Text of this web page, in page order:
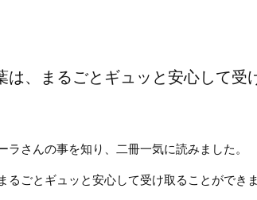
は、まるごとギュッと安心して受
ラさんの事を知り、二冊一気に読みました。
るごとギュッと安心して受け取ることができま